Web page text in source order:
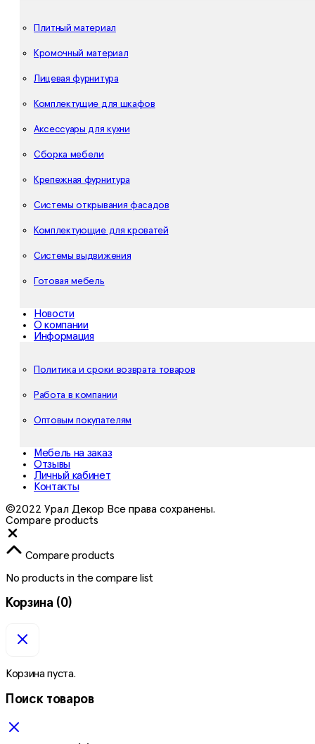
Плитный материал
Кромочный материал
Лицевая фурнитура
Комплектущие для шкафов
Аксессуары для кухни
Сборка мебели
Крепежная фурнитура
Системы открывания фасадов
Комплектующие для кроватей
Системы выдвижения
Готовая мебель
Новости
О компании
Информация
Политика и сроки возврата товаров
Работа в компании
Оптовым покупателям
Мебель на заказ
Отзывы
Личный кабинет
Контакты
©2022 Урал Декор Все права сохранены.
Compare products
Compare products
No products in the compare list
Корзина (0)
Корзина пуста.
Поиск товаров